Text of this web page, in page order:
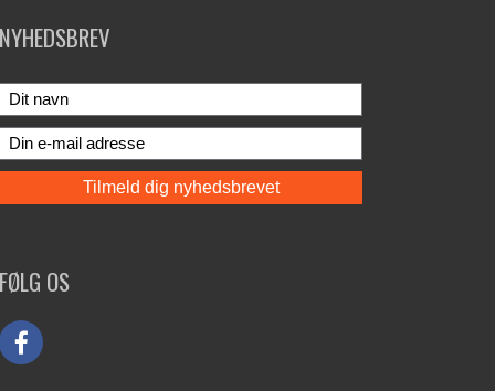
NYHEDSBREV
FØLG OS